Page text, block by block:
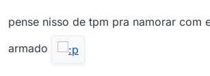
pense nisso de tpm pra namorar com
armado